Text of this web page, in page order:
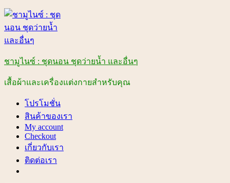
Skip
content
ชามูไนซ์ : ชุดนอน ชุดว่ายน้ำ และอื่นๆ
เสื้อผ้าและเครื่องแต่งกายสำหรับคุณ
โปรโมชั่น
สินค้าของเรา
My account
Checkout
เกี่ยวกับเรา
ติดต่อเรา